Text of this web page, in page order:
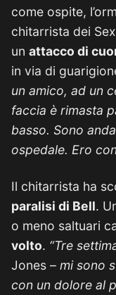
come ospite,
chitarrista dei
un attacco di
in via di
un amico, ad un
faccia è rimasta
basso. Sono
ospedale. Ero
Il chitarrista ha
paralisi di Bell.
o meno saltuari
volto. “Tre
Jones – mi sono
con un dolore al